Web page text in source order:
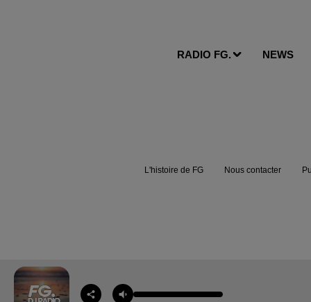
RADIO FG. NEWS
L'histoire de FG Nous contacter